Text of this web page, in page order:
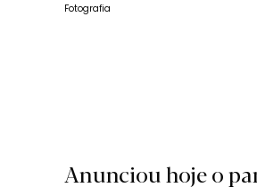
Fotografia
Anunciou hoje o